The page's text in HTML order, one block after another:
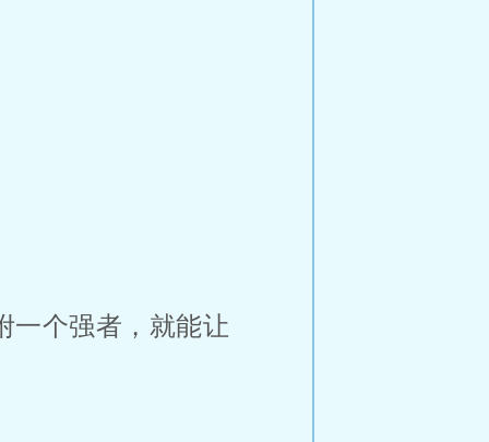
一个强者，就能让